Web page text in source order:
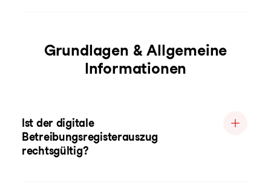
Grundlagen & Allgemeine
Informationen
Ist der digitale
Betreibungsregisterauszug
rechtsgültig?